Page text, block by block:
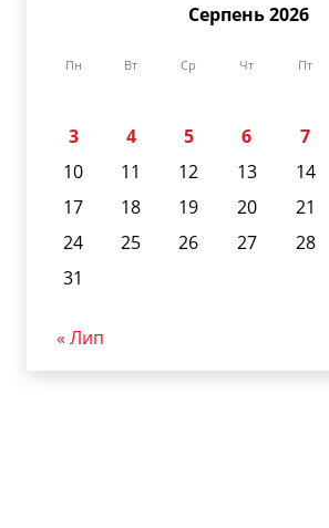
Серпень 2026
Пн Вт Ср Чт Пт
3
4 5 6 7
10
11 12 13 14
17
18 19 20 21
24
25 26 27 28
31
« Лип